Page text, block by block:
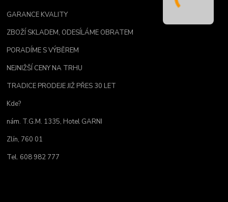
GARANCE KVALITY
ZBOŽÍ SKLADEM, ODESÍLÁME OBRATEM
PORADÍME S VÝBĚREM
NEJNIŽŠÍ CENY NA TRHU
TRADICE PRODEJE JIŽ PŘES 30 LET
Kde?
nám. T.G.M. 1335, Hotel GARNI
Zlín, 760 01
Tel. 608 982 777